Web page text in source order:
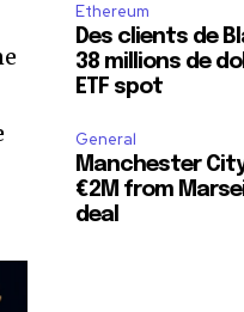
Ethereum
Des clients de
38 millions de
ETF spot
General
Manchester
€2M from
deal